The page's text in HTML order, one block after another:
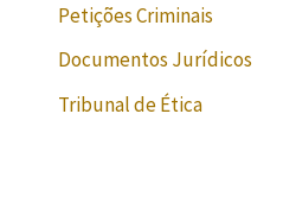
Petições Criminais
Documentos Jurídicos
Tribunal de Ética